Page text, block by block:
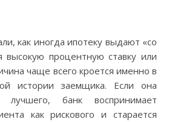
как иногда ипотеку выдают «со
высокую процентную ставку или
чаще всего кроется именно в
истории заемщика. Если она
лучшего, банк воспринимает
как рискового и старается